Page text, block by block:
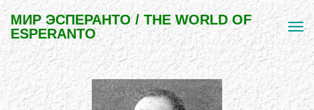
МИР ЭСПЕРАНТО / THE WORLD OF
ESPERANTO